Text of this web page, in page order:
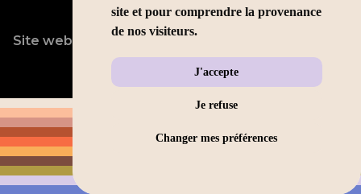
site et pour comprendre la provenance
de nos visiteurs.
J'accepte
Je refuse
Changer mes préférences
Site web conçu par